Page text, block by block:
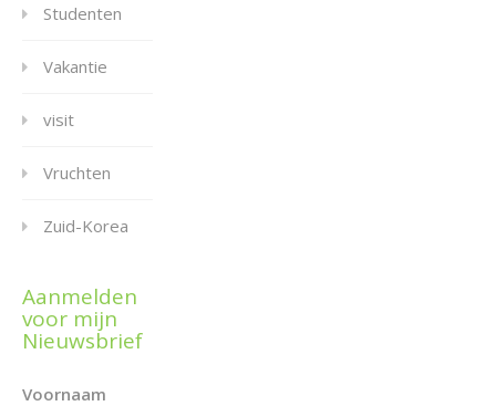
Studenten
Vakantie
visit
Vruchten
Zuid-Korea
Aanmelden
voor mijn
Nieuwsbrief
Voornaam